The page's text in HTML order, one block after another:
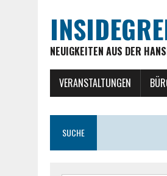
NEUIGKEITEN AUS DER
VERANSTALTUNGEN
SUCHE